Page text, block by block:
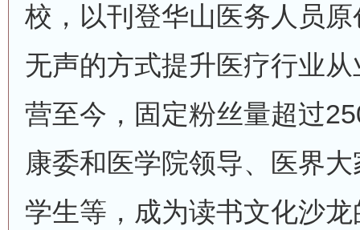
校，以刊登华山医务人员
无声的方式提升医疗行业
营至今，固定粉丝量超过
康委和医学院领导、医界
学生等，成为读书文化沙